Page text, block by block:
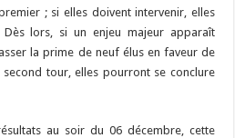
; si elles doivent intervenir, elles
lors, si un enjeu majeur apparaît
la prime de neuf élus en faveur de
tour, elles pourront se conclure
au soir du 06 décembre, cette